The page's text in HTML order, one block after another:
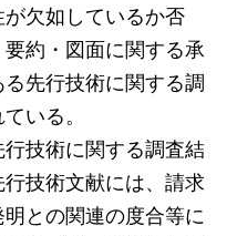
欠如しているか否
約・図面に関する承
先行技術に関する調
いる。
行技術に関する調査結
技術文献には、請求
との関連の度合等に